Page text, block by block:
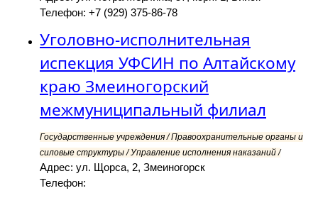
Телефон: +7 (929) 375-86-78
Уголовно-исполнительная
испекция УФСИН по Алтайскому
краю Змеиногорский
межмуниципальный филиал
Государственные учреждения / Правоохранительные органы и
силовые структуры / Управление исполнения наказаний /
Адрес: ул. Щорса, 2, Змеиногорск
Телефон: